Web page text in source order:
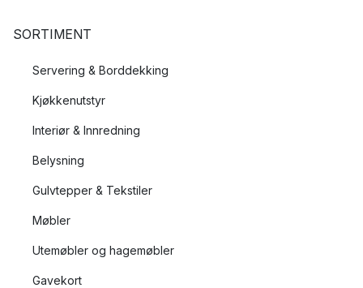
SORTIMENT
Servering & Borddekking
Kjøkkenutstyr
Interiør & Innredning
Belysning
Gulvtepper & Tekstiler
Møbler
Utemøbler og hagemøbler
Gavekort